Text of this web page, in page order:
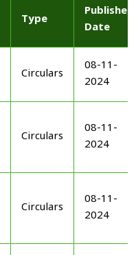
Type
Published
Date
Circulars
08-11-
2024
Circulars
08-11-
2024
Circulars
08-11-
2024